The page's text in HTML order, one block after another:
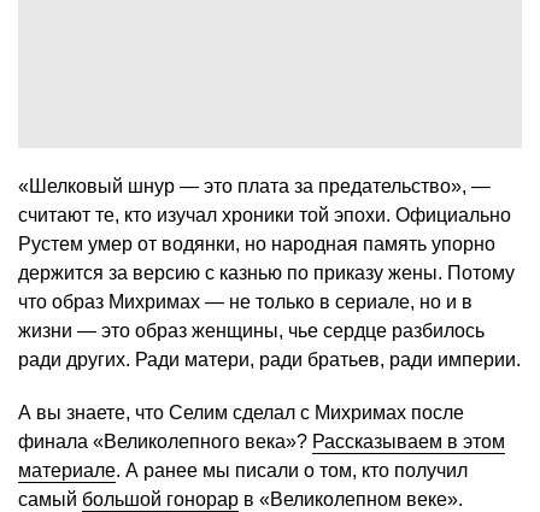
«Шелковый шнур — это плата за предательство», —
считают те, кто изучал хроники той эпохи. Официально
Рустем умер от водянки, но народная память упорно
держится за версию с казнью по приказу жены. Потому
что образ Михримах — не только в сериале, но и в
жизни — это образ женщины, чье сердце разбилось
ради других. Ради матери, ради братьев, ради империи.
А вы знаете, что Селим сделал с Михримах после
финала «Великолепного века»? Рассказываем в этом
материале. А ранее мы писали о том, кто получил
самый большой гонорар в «Великолепном веке».